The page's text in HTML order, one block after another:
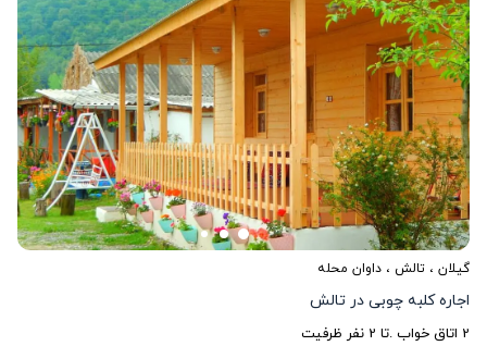
گیلان ، تالش ، داوان محله
اجاره کلبه چوبی در تالش
2 اتاق خواب .تا 2 نفر ظرفیت